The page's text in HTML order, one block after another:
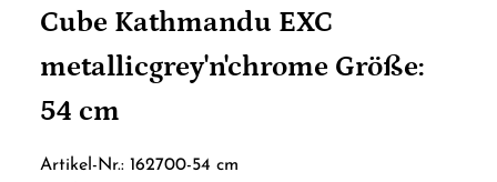
Cube Kathmandu EXC
metallicgrey'n'chrome Größe:
54 cm
Artikel-Nr.: 162700-54 cm